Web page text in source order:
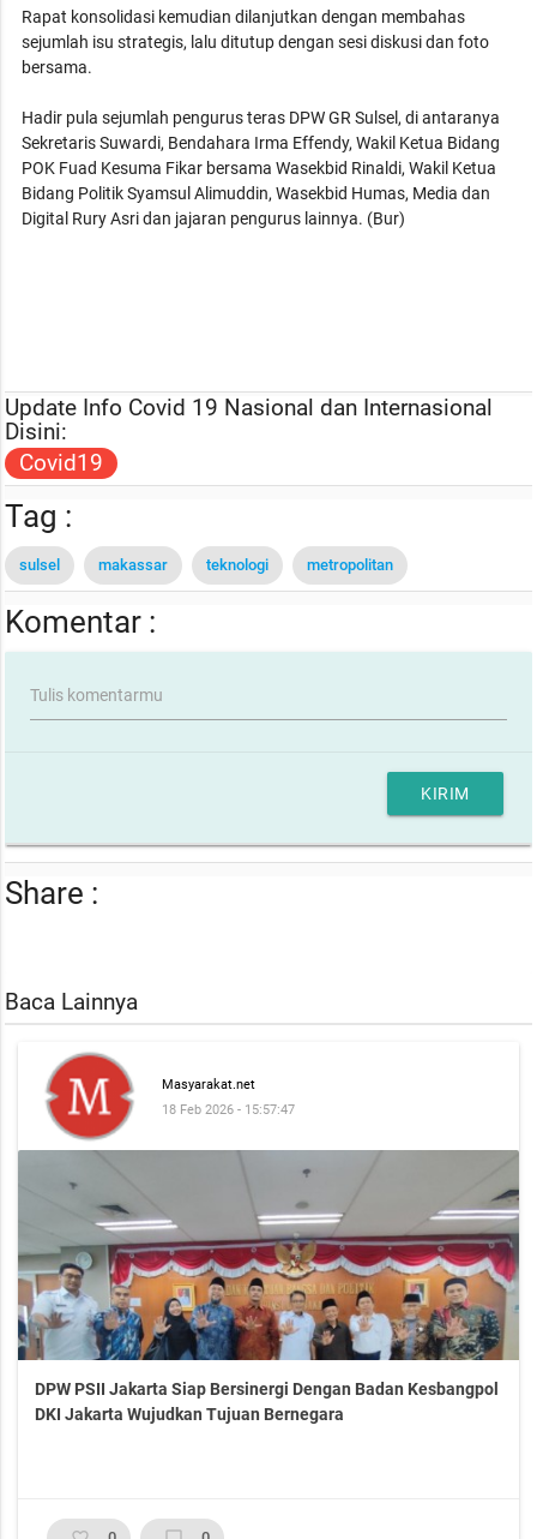
Rapat konsolidasi kemudian dilanjutkan dengan membahas
sejumlah isu strategis, lalu ditutup dengan sesi diskusi dan foto
bersama.
Hadir pula sejumlah pengurus teras DPW GR Sulsel, di antaranya
Sekretaris Suwardi, Bendahara Irma Effendy, Wakil Ketua Bidang
POK Fuad Kesuma Fikar bersama Wasekbid Rinaldi, Wakil Ketua
Bidang Politik Syamsul Alimuddin, Wasekbid Humas, Media dan
Digital Rury Asri dan jajaran pengurus lainnya. (Bur)
Update Info Covid 19 Nasional dan Internasional
Disini:
Covid19
Tag :
sulsel makassar teknologi metropolitan
Komentar :
Tulis komentarmu
KIRIM
Share :
Baca Lainnya
Masyarakat.net
18 Feb 2026 - 15:57:47
DPW PSII Jakarta Siap Bersinergi Dengan Badan Kesbangpol
DKI Jakarta Wujudkan Tujuan Bernegara